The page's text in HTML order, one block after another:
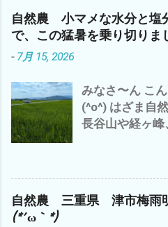
大人になりた
うがイイのか？
の誘導や補修な
一部 収穫 これ
っぱ、 夕方に
^^; 最近の流行
果 ÷ コスト＝物
用。原価 つま
自然農 小マメな水分と塩
で、この猛暑を乗り切りま
- 7月 15, 2026
みなさ〜ん こ
(^o^) はざま自
長谷山や経ヶ
や〜 三重県
(*´ω｀*) ところ
自然農 三重県 津市梅雨
(*´ω｀*)